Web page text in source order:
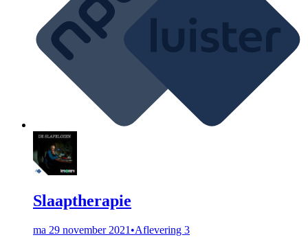
Slaaptherapie
ma 29 november 2021 •Aflevering 3